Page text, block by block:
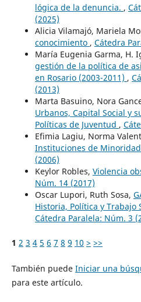
lógica de la denuncia. ,
(2025)
Alicia Vilamajó, Mariela
conocimiento , Cátedra
María Eugenia Garma, H.
gestión de la política de
en Rosario (2003-2011) ,
(2013)
Marta Basuino, Nora
Urbanos, Capital Social y
Políticas de Juventud ,
Efimia Lagiu, Norma
Instituciones de
(2006)
Keylor Robles, Violencia
Núm. 14 (2017)
Oscar Lupori, Ruth Sosa,
Historia, Política y Trabajo
Cátedra Paralela: Núm. 3
1 2 3 4 5 6 7 8 9 10 > >>
También puede Iniciar una
para este artículo.